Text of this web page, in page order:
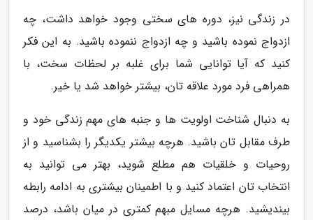
در زندگی نیز، دوره های سختی وجود خواهد داشت، چه
ازدواج نموده باشید و چه ازدواج ننموده باشید. به این فکر
کنید که آیا توانایی شما برای غلبه بر لحظات سخت، با
همراهی فرد مورد علاقه تان، بیشتر خواهد شد یا خیر.
به دنبال شناخت اولویت ها و جنبه های مهم زندگی خود و
طرف مقابل تان باشید. هرچه بیشتر یکدیگر را بشناسید و از
روحیات و خلقیات هم مطلع شوید، بهتر می توانید به
انتخاب تان اعتماد کنید و با اطمینان بیشتری به ادامه رابطه
بیندیشید. هرچه مسایل مبهم کمتری در میان باشد، درصد